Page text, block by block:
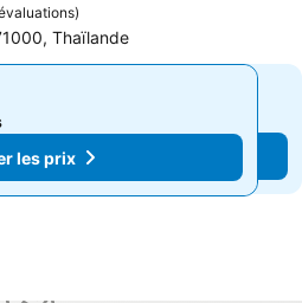
)
Thaïlande
les prix
les prix